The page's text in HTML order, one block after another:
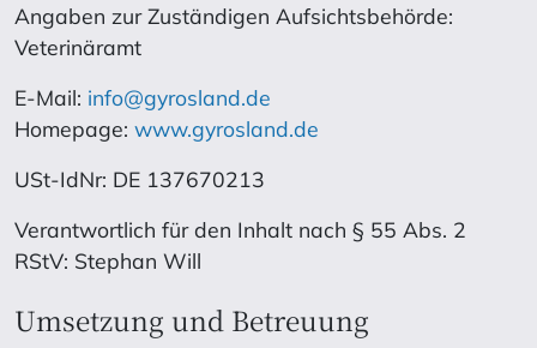
Angaben zur Zuständigen Aufsichtsbehörde:
Veterinäramt
E-Mail: info@gyrosland.de
Homepage: www.gyrosland.de
USt-IdNr: DE 137670213
Verantwortlich für den Inhalt nach § 55 Abs. 2
RStV: Stephan Will
Umsetzung und Betreuung